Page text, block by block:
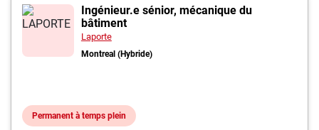
Ingénieur.e sénior, mécanique du
bâtiment
Laporte
Montreal (Hybride)
Permanent à temps plein